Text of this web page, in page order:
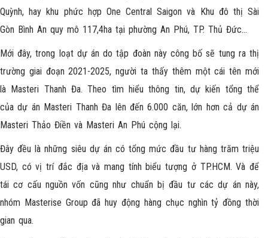
Quỳnh, hay khu phức hợp One Central Saigon và Khu đô thị Sài
Gòn Bình An quy mô 117,4ha tại phường An Phú, TP. Thủ Đức…
Mới đây, trong loạt dự án do tập đoàn này công bố sẽ tung ra thị
trường giai đoạn 2021-2025, người ta thấy thêm một cái tên mới
là Masteri Thanh Đa. Theo tìm hiểu thông tin, dự kiến tổng thể
của dự án Masteri Thanh Đa lên đến 6.000 căn, lớn hơn cả dự án
Masteri Thảo Điền và Masteri An Phú cộng lại.
Đây đều là những siêu dự án có tổng mức đầu tư hàng trăm triệu
USD, có vị trí đắc địa và mang tính biểu tượng ở TP.HCM. Và để
tái cơ cấu nguồn vốn cũng như chuẩn bị đầu tư các dự án này,
nhóm Masterise Group đã huy động hàng chục nghìn tỷ đồng thời
gian qua.